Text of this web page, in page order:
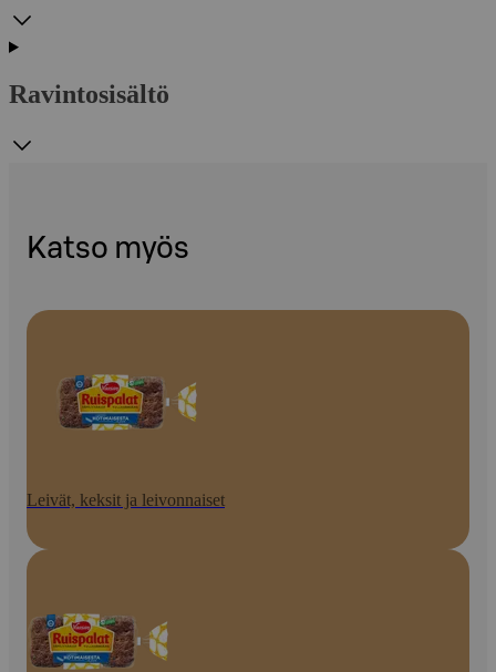
Ravintosisältö
Katso myös
Leivät, keksit ja leivonnaiset